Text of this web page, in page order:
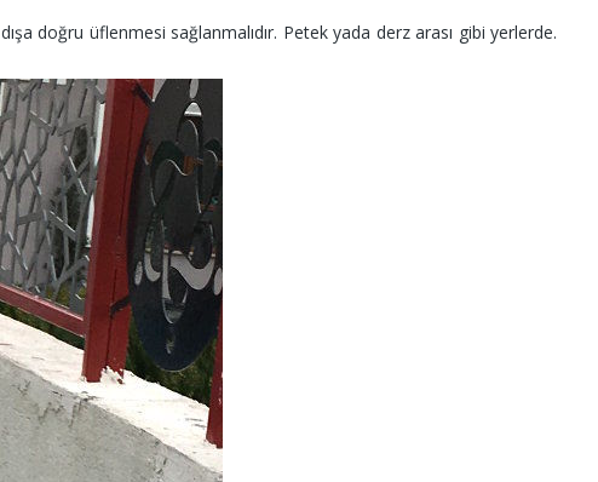
doğru üflenmesi sağlanmalıdır. Petek yada derz arası gibi yerlerde.